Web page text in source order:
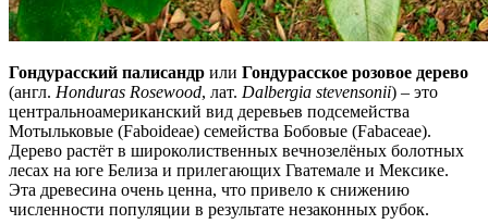
Гондурасский палисандр или Гондурасское розовое дерево
(англ. Honduras Rosewood, лат. Dalbergia stevensonii) – это
центральноамериканский вид деревьев подсемейства
Мотыльковые (Faboideae) семейства Бобовые (Fabaceae).
Дерево растёт в широколиственных вечнозелёных болотных
лесах на юге Белиза и прилегающих Гватемале и Мексике.
Эта древесина очень ценна, что привело к снижению
численности популяции в результате незаконных рубок.